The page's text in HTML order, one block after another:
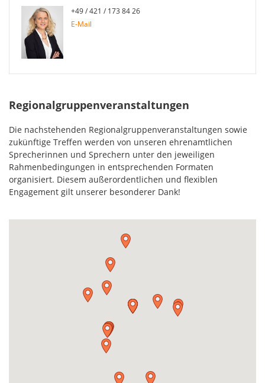
+49 / 421 / 173 84 26
E-Mail
Regionalgruppenveranstaltungen
Die nachstehenden Regionalgruppenveranstaltungen sowie
zukünftige Treffen werden von unseren ehrenamtlichen
Sprecherinnen und Sprechern unter den jeweiligen
Rahmenbedingungen in entsprechenden Formaten
organisiert. Diesem außerordentlichen und flexiblen
Engagement gilt unserer besonderer Dank!